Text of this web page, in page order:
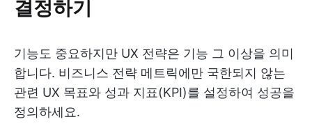
결정하기
기능도 중요하지만 UX 전략은 기능 그 이상을 의미
합니다. 비즈니스 전략 메트릭에만 국한되지 않는
관련 UX 목표와 성과 지표(KPI)를 설정하여 성공을
정의하세요.